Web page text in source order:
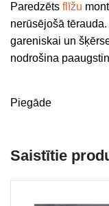
Paredzēts flīžu
nerūsējošā
gareniskai un
nodrošina
Piegāde
Saistītie